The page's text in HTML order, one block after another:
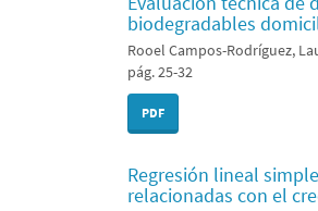
biodegradables
Rooel Campos-Rodríguez,
pág. 25-32
PDF
Regresión lineal
relacionadas con el